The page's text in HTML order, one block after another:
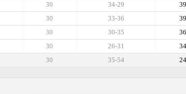
39
34-29
30
39
33-36
30
36
30-35
30
34
26-31
30
24
35-54
30